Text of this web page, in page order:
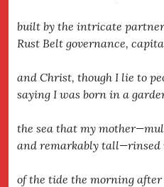
built by the intricate
Rust Belt governance,
and Christ, though I lie to
saying I was born in a
the sea that my
and remarkably tall—rinsed
of the tide the morning after